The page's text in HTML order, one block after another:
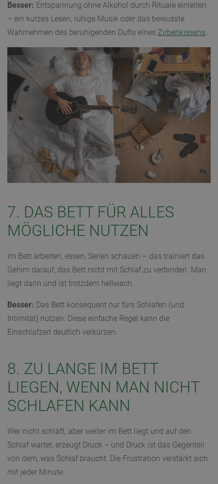
Besser: Entspannung ohne Alkohol durch Rituale einleiten
– ein kurzes Lesen, ruhige Musik oder das bewusste
Wahrnehmen des beruhigenden Dufts eines Zirbenkissens.
7. DAS BETT FÜR ALLES
MÖGLICHE NUTZEN
Im Bett arbeiten, essen, Serien schauen – das trainiert das
Gehirn darauf, das Bett nicht mit Schlaf zu verbinden. Man
liegt darin und ist trotzdem hellwach.
Besser: Das Bett konsequent nur fürs Schlafen (und
Intimität) nutzen. Diese einfache Regel kann die
Einschlafzeit deutlich verkürzen.
8. ZU LANGE IM BETT
LIEGEN, WENN MAN NICHT
SCHLAFEN KANN
Wer nicht schläft, aber weiter im Bett liegt und auf den
Schlaf wartet, erzeugt Druck – und Druck ist das Gegenteil
von dem, was Schlaf braucht. Die Frustration verstärkt sich
mit jeder Minute.